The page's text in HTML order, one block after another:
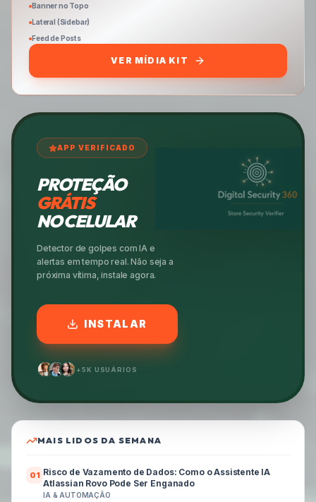
Banner no Topo
Lateral (Sidebar)
Feed de Posts
VER MÍDIA KIT
APP VERIFICADO
PROTEÇÃO
GRÁTIS
NO CELULAR
Detector de golpes com IA e
alertas em tempo real. Não seja a
próxima vítima, instale agora.
INSTALAR
+5K USUÁRIOS
MAIS LIDOS DA SEMANA
01 Risco de Vazamento de Dados: Como o Assistente IA
Atlassian Rovo Pode Ser Enganado
IA & AUTOMAÇÃO